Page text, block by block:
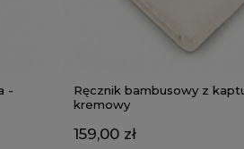
-
Ręcznik bambusowy z
kremowy
159,00 zł